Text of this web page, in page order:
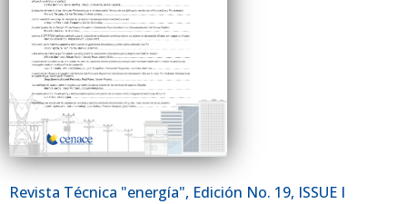
Revista Técnica "energía", Edición No. 19, ISSUE I